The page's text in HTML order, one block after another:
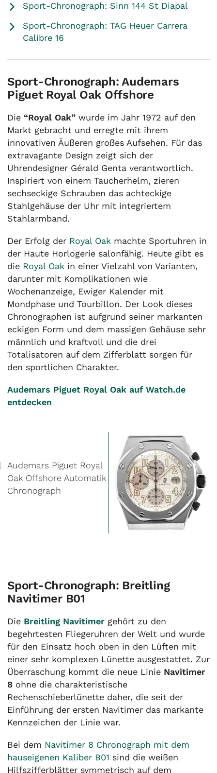
Sport-Chronograph: Sinn 144 St Diapal
Sport-Chronograph: TAG Heuer Carrera
Calibre 16
Sport-Chronograph: Audemars
Piguet Royal Oak Offshore
Die “Royal Oak” wurde im Jahr 1972 auf den
Markt gebracht und erregte mit ihrem
innovativen Äußeren großes Aufsehen. Für das
extravagante Design zeigt sich der
Uhrendesigner Gérald Genta verantwortlich.
Inspiriert von einem Taucherhelm, zieren
sechseckige Schrauben das achteckige
Stahlgehäuse der Uhr mit integriertem
Stahlarmband.
Der Erfolg der Royal Oak machte Sportuhren in
der Haute Horlogerie salonfähig. Heute gibt es
die Royal Oak in einer Vielzahl von Varianten,
darunter mit Komplikationen wie
Wochenanzeige, Ewiger Kalender mit
Mondphase und Tourbillon. Der Look dieses
Chronographen ist aufgrund seiner markanten
eckigen Form und dem massigen Gehäuse sehr
männlich und kraftvoll und die drei
Totalisatoren auf dem Zifferblatt sorgen für
den sportlichen Charakter.
Audemars Piguet Royal Oak auf Watch.de
entdecken
Audemars Piguet Royal
Oak Offshore Automatik
Chronograph
Sport-Chronograph: Breitling
Navitimer B01
Die Breitling Navitimer gehört zu den
begehrtesten Fliegeruhren der Welt und wurde
für den Einsatz hoch oben in den Lüften mit
einer sehr komplexen Lünette ausgestattet. Zur
Überraschung kommt die neue Linie Navitimer
8 ohne die charakteristische
Rechenschieberlünette daher, die seit der
Einführung der ersten Navitimer das markante
Kennzeichen der Linie war.
Bei dem Navitimer 8 Chronograph mit dem
hauseigenen Kaliber B01 sind die weißen
Hilfszifferblätter symmetrisch auf dem